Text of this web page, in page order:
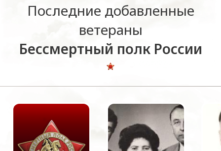
Последние добавленные
ветераны
Бессмертный полк России